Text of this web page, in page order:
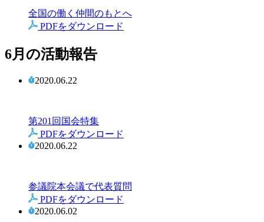
全国の働く仲間のもとへ
PDFをダウンロード
6月の活動報告
2020.06.22
第201回国会特集
PDFをダウンロード
2020.06.22
参議院本会議で代表質問
PDFをダウンロード
2020.06.02